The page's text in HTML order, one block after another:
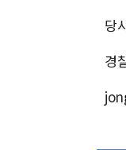
당
경